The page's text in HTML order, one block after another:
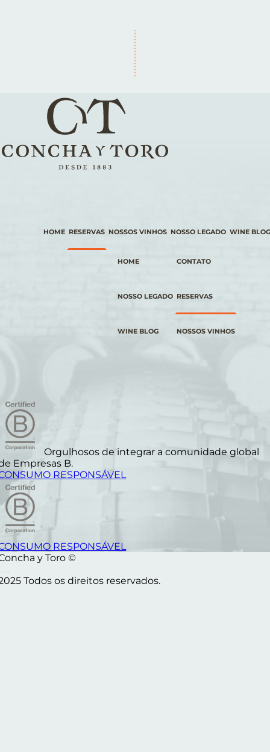
HOME RESERVAS NOSSOS VINHOS NOSSO LEGADO WINE
HOME
NOSSO LEGADO
WINE BLOG
CONTATO
RESERVAS
NOSSOS VINHOS
Orgulhosos de integrar a comunidade global
Empresas B.
RESPONSÁVEL
RESPONSÁVEL
y Toro ©
Todos os direitos reservados.